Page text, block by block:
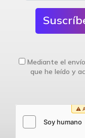
Mediante el
que he leído y